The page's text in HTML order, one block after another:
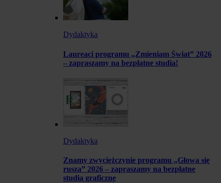
Dydaktyka
Laureaci programu „Zmieniam Świat” 2026
– zapraszamy na bezpłatne studia!
Dydaktyka
Znamy zwyciężczynie programu „Głowa się
rusza” 2026 – zapraszamy na bezpłatne
studia graficzne